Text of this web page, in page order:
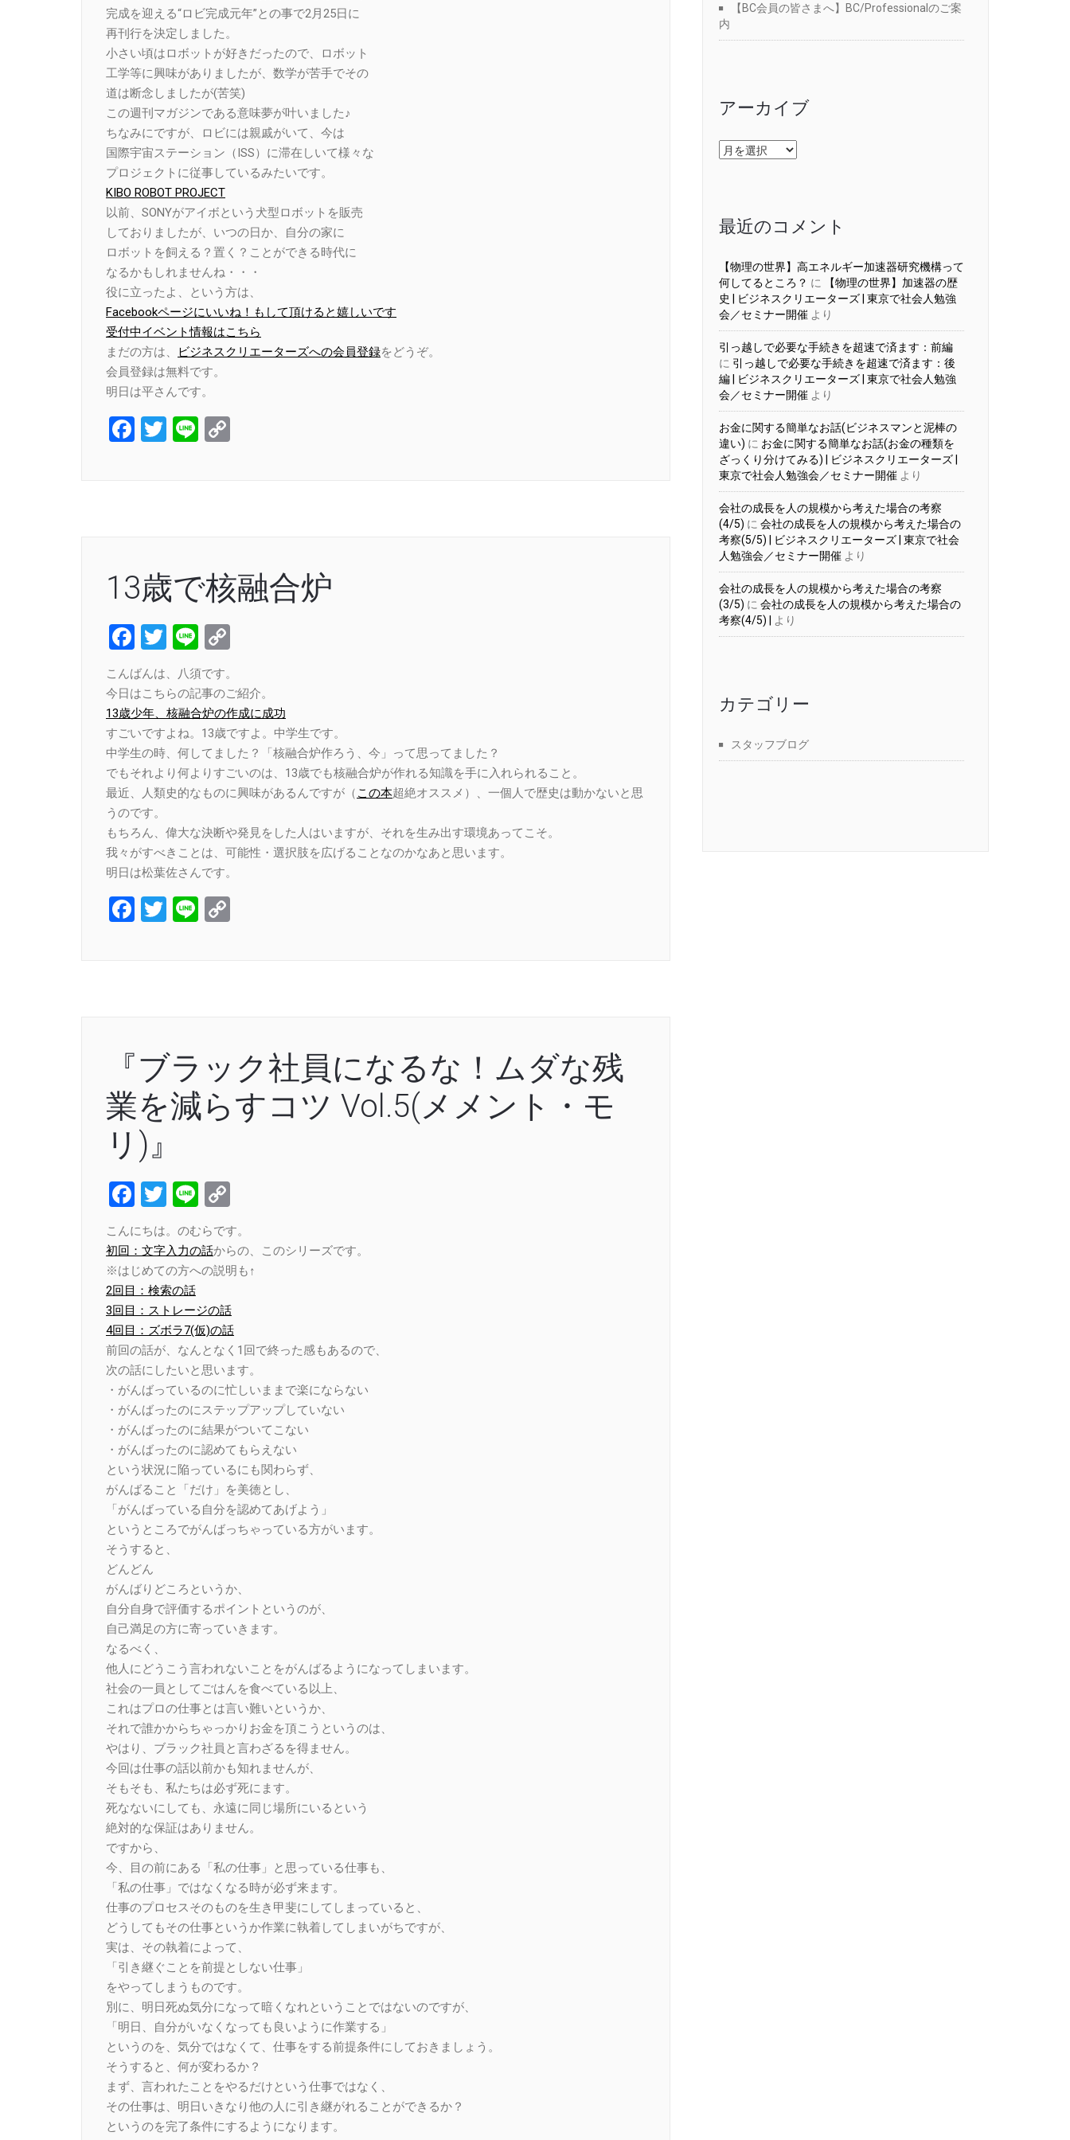
完成を迎える“ロビ完成元年”との事で2月25日に
再刊行を決定しました。
小さい頃はロボットが好きだったので、ロボット
工学等に興味がありましたが、数学が苦手でその
道は断念しましたが(苦笑)
この週刊マガジンである意味夢が叶いました♪
ちなみにですが、ロビには親戚がいて、今は
国際宇宙ステーション（ISS）に滞在しいて様々な
プロジェクトに従事しているみたいです。
KIBO ROBOT PROJECT
以前、SONYがアイボという犬型ロボットを販売
しておりましたが、いつの日か、自分の家に
ロボットを飼える？置く？ことができる時代に
なるかもしれませんね・・・
役に立ったよ、という方は、
Facebookページにいいね！もして頂けると嬉しいです
受付中イベント情報はこちら
まだの方は、
ビジネスクリエーターズへの会員登録をどうぞ。
会員登録は無料です。
明日は平さんです。
Facebook
Twitter
Line
13歳で核融合炉
Facebook
Twitter
Line
こんばんは、八須です。
今日はこちらの記事のご紹介。
13歳少年、核融合炉の作成に成功
すごいですよね。13歳ですよ。中学生です。
中学生の時、何してました？「核融合炉作ろう、今」って思ってました？
でもそれより何よりすごいのは、13歳でも核融合炉が作れる知識を手に入れられること。
最近、人類史的なものに興味があるんですが（ この本超絶オススメ）、一個人で歴史は動かないと思
うのです。
もちろん、偉大な決断や発見をした人はいますが、それを生み出す環境あってこそ。
我々がすべきことは、可能性・選択肢を広げることなのかなあと思います。
明日は松葉佐さんです。
Facebook
Twitter
Line
『ブラック社員になるな！ムダな残
業を減らすコツ Vol.5(メメント・モ
リ)』
Facebook
Twitter
Line
Link
こんにちは。のむらです。
初回：文字入力の話からの、このシリーズです。
※はじめての方への説明も↑
2回目：検索の話
3回目：ストレージの話
4回目：ズボラ7(仮)の話
前回の話が、なんとなく1回で終った感もあるので、
次の話にしたいと思います。
・がんばっているのに忙しいままで楽にならない
・がんばったのにステップアップしていない
・がんばったのに結果がついてこない
・がんばったのに認めてもらえない
という状況に陥っているにも関わらず、
がんばること「だけ」を美徳とし、
「がんばっている自分を認めてあげよう」
というところでがんばっちゃっている方がいます。
そうすると、
どんどん
がんばりどころというか、
自分自身で評価するポイントというのが、
自己満足の方に寄っていきます。
なるべく、
他人にどうこう言われないことをがんばるようになってしまいます。
社会の一員としてごはんを食べている以上、
これはプロの仕事とは言い難いというか、
それで誰かからちゃっかりお金を頂こうというのは、
やはり、ブラック社員と言わざるを得ません。
今回は仕事の話以前かも知れませんが、
そもそも、私たちは必ず死にます。
死なないにしても、永遠に同じ場所にいるという
絶対的な保証はありません。
ですから、
今、目の前にある「私の仕事」と思っている仕事も、
「私の仕事」ではなくなる時が必ず来ます。
仕事のプロセスそのものを生き甲斐にしてしまっていると、
どうしてもその仕事というか作業に執着してしまいがちですが、
実は、その執着によって、
「引き継ぐことを前提としない仕事」
をやってしまうものです。
別に、明日死ぬ気分になって暗くなれということではないのですが、
「明日、自分がいなくなっても良いように作業する」
というのを、気分ではなくて、仕事をする前提条件にしておきましょう。
そうすると、何が変わるか？
まず、言われたことをやるだけという仕事ではなく、
その仕事は、明日いきなり他の人に引き継がれることができるか？
というのを完了条件にするようになります。
【BC会員の皆さまへ】BC/Professionalのご案
内
アーカイブ
ア
ー
最近のコメント
【物理の世界】高エネルギー加速器研究機構って
何してるところ？ に
【物理の世界】加速器の歴
史 | ビジネスクリエーターズ | 東京で社会人勉強
会／セミナー開催 より
引っ越しで必要な手続きを超速で済ます：前編
に 引っ越しで必要な手続きを超速で済ます：後
編 | ビジネスクリエーターズ | 東京で社会人勉強
会／セミナー開催 より
お金に関する簡単なお話(ビジネスマンと泥棒の
違い) に お金に関する簡単なお話(お金の種類を
ざっくり分けてみる) | ビジネスクリエーターズ |
東京で社会人勉強会／セミナー開催 より
会社の成長を人の規模から考えた場合の考察
(4/5) に 会社の成長を人の規模から考えた場合の
考察(5/5) | ビジネスクリエーターズ | 東京で社会
人勉強会／セミナー開催 より
会社の成長を人の規模から考えた場合の考察
(3/5) に 会社の成長を人の規模から考えた場合の
考察(4/5) |
より
カテゴリー
スタッフブログ